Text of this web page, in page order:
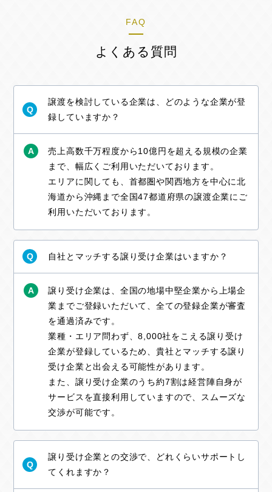
FAQ
よくある質問
Q
譲渡を検討している企業は、どのような企業が登
録していますか？
A
売上高数千万程度から10億円を超える規模の企業
まで、幅広くご利用いただいております。
エリアに関しても、首都圏や関西地方を中心に北
海道から沖縄まで全国47都道府県の譲渡企業にご
利用いただいております。
Q 自社とマッチする譲り受け企業はいますか？
A
譲り受け企業は、全国の地場中堅企業から上場企
業までご登録いただいて、全ての登録企業が審査
を通過済みです。
業種・エリア問わず、8,000社をこえる譲り受け
企業が登録しているため、貴社とマッチする譲り
受け企業と出会える可能性があります。
また、譲り受け企業のうち約7割は経営陣自身が
サービスを直接利用していますので、スムーズな
交渉が可能です。
Q
譲り受け企業との交渉で、どれくらいサポートし
てくれますか？